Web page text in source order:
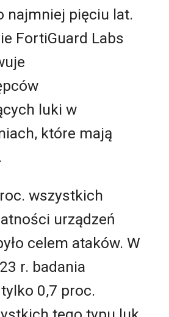
najmniej pięciu lat.
FortiGuard Labs
luki w
które mają
wszystkich
urządzeń
celem ataków. W
r. badania
tylko 0,7 proc.